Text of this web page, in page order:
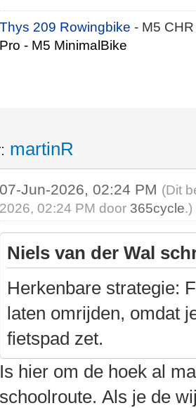
Thys 209 Rowingbike- M5
Pro - M5 MinimalBike
martinR
07-Jun-2026, 02:24 PM (Dit
2026, 02:24 PM door 365cycle.)
Niels van der Wal
Herkenbare strategie:
laten omrijden, omdat
fietspad zet.
Is hier om de hoek al
schoolroute. Als je de